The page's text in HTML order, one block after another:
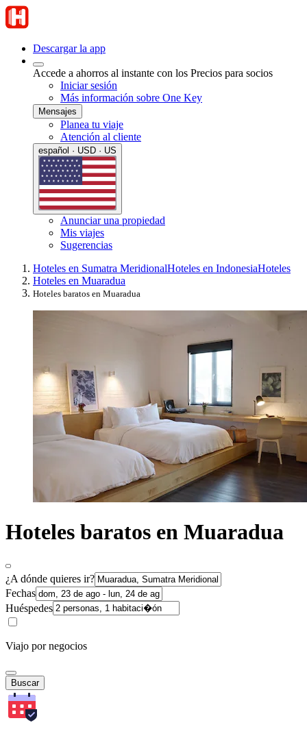
Descargar la app
Accede a ahorros al instante con los Precios para socios
Iniciar sesión
Más información sobre One Key
Mensajes
Planea tu viaje
Atención al cliente
español · USD · US
Anunciar una propiedad
Mis viajes
Sugerencias
Hoteles en Sumatra MeridionalHoteles en IndonesiaHoteles
Hoteles en Muaradua
Hoteles baratos en Muaradua
Hoteles baratos en Muaradua
¿A dónde quieres ir?
Fechas
Huéspedes
Viajo por negocios
Buscar